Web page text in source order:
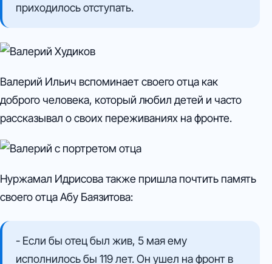
приходилось отступать.
Валерий Ильич вспоминает своего отца как
доброго человека, который любил детей и часто
рассказывал о своих переживаниях на фронте.
Нуржамал Идрисова также пришла почтить память
своего отца Абу Баязитова:
- Если бы отец был жив, 5 мая ему
исполнилось бы 119 лет. Он ушел на фронт в